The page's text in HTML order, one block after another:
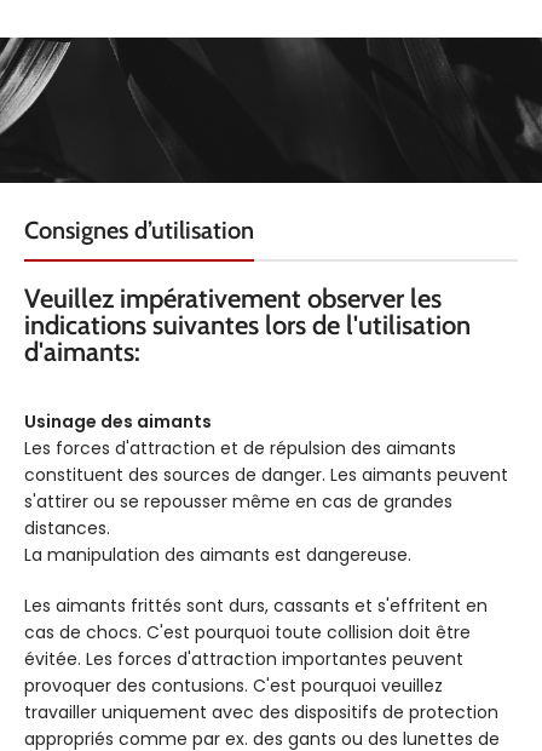
Consignes d’utilisation
Veuillez impérativement observer les
indications suivantes lors de l'utilisation
d'aimants:
Usinage des aimants
Les forces d'attraction et de répulsion des aimants
constituent des sources de danger. Les aimants peuvent
s'attirer ou se repousser même en cas de grandes
distances.
La manipulation des aimants est dangereuse.
Les aimants frittés sont durs, cassants et s'effritent en
cas de chocs. C'est pourquoi toute collision doit être
évitée. Les forces d'attraction importantes peuvent
provoquer des contusions. C'est pourquoi veuillez
travailler uniquement avec des dispositifs de protection
appropriés comme par ex. des gants ou des lunettes de